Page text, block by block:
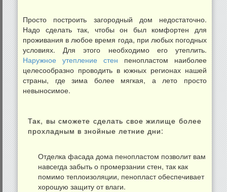
Просто построить загородный дом недостаточно.
Надо сделать так, чтобы он был комфортен для
проживания в любое время года, при любых погодных
условиях. Для этого необходимо его утеплить.
Наружное утепление стен пенопластом наиболее
целесообразно проводить в южных регионах нашей
страны, где зима более мягкая, а лето просто
невыносимое.
Так, вы сможете сделать свое жилище более
прохладным в знойные летние дни:
Отделка фасада дома пенопластом позволит вам
навсегда забыть о промерзании стен, так как
помимо теплоизоляции, пенопласт обеспечивает
хорошую защиту от влаги.